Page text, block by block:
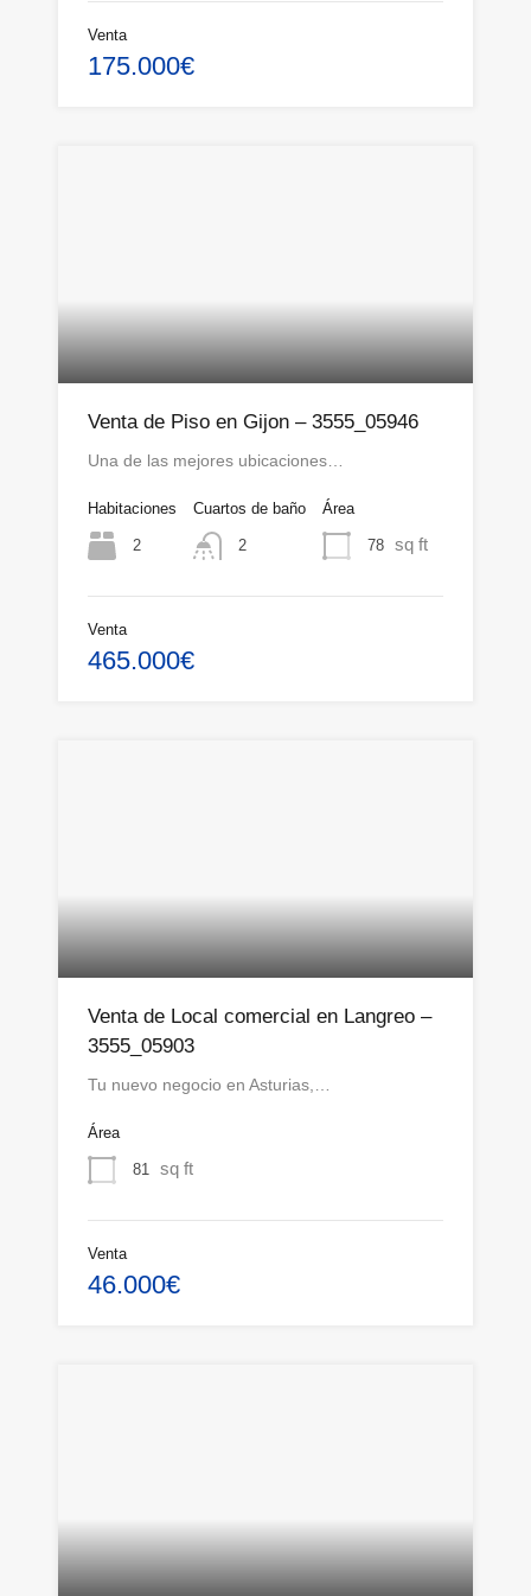
Venta
175.000€
Venta de Piso en Gijon – 3555_05946
Una de las mejores ubicaciones…
Habitaciones
2
Cuartos de baño
2
Área
78 sq ft
Venta
465.000€
Venta de Local comercial en Langreo –
3555_05903
Tu nuevo negocio en Asturias,…
Área
81 sq ft
Venta
46.000€